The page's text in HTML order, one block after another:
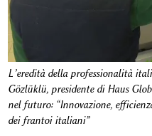
L’eredità della professionalità
Gözlüklü, presidente di Haus
nel futuro: “Innovazione,
dei frantoi italiani”